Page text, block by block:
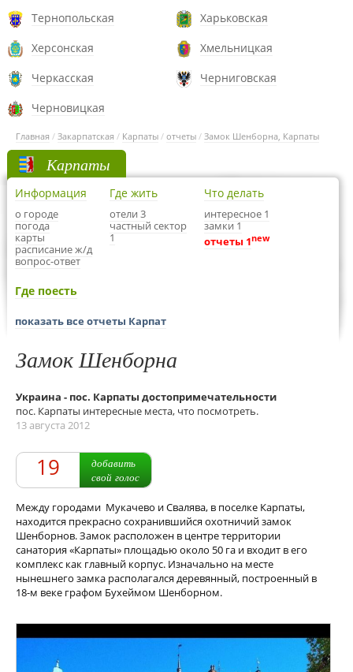
Тернопольская
Харьковская
Херсонская
Хмельницкая
Черкасская
Черниговская
Черновицкая
Главная / Закарпатская / Карпаты / отчеты / Замок Шенборна, Карпаты
Карпаты
Информация
о городе
погода
карты
расписание ж/д
вопрос-ответ
Где жить
отели 3
частный сектор
1
Что делать
интересное 1
замки 1
отчеты 1new
Где поесть
показать все отчеты Карпат
Замок Шенборна
Украина - пос. Карпаты достопримечательности
пос. Карпаты интересные места, что посмотреть.
13 августа 2012
19
добавить
свой голос
Между городами Мукачево и Свалява, в поселке Карпаты,
находится прекрасно сохранившийся охотничий замок
Шенборнов. Замок расположен в центре территории
санатория «Карпаты» площадью около 50 га и входит в его
комплекс как главный корпус. Изначально на месте
нынешнего замка располагался деревянный, построенный в
18-м веке графом Бухеймом Шенборном.